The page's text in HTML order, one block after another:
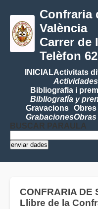
Confraria
València
Carrer de
Telèfon
INICIALActivitats
Bibliografia i
Bibliografía y
Gravacions
GrabacionesObras
BUSCAR PARAULA
CONFRARIA DE
Llibre de la